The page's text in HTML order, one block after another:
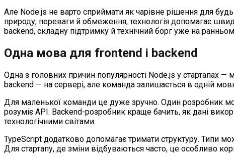
Але Node.js не варто сприймати як чарівне рішення для
природу, переваги й обмеження, технологія допомагає
backend, складну підтримку й технічний борг уже на
Одна мова для frontend і backend
Одна з головних причин популярності Node.js у стартапах
backend — на сервері, але команда залишається в одній
Для маленької команди це дуже зручно. Один розробник
розуміє API. Backend-розробник краще бачить, як дані
технологічними світами.
TypeScript додатково допомагає тримати структуру. Типи
Для стартапу, де зміни відбуваються часто, це особливо